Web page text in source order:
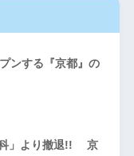
ンする『京都』の
科」より撤退!! 京